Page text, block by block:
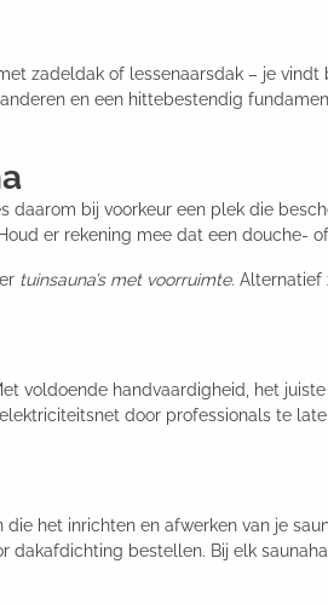
zadeldak of lessenaarsdak – je
en een hittebestendig
bij voorkeur een plek die
er rekening mee dat een douche-
tuinsauna’s met voorruimte. Alternatief
voldoende handvaardigheid, het
door professionals te
het inrichten en afwerken van je
bestellen. Bij elk